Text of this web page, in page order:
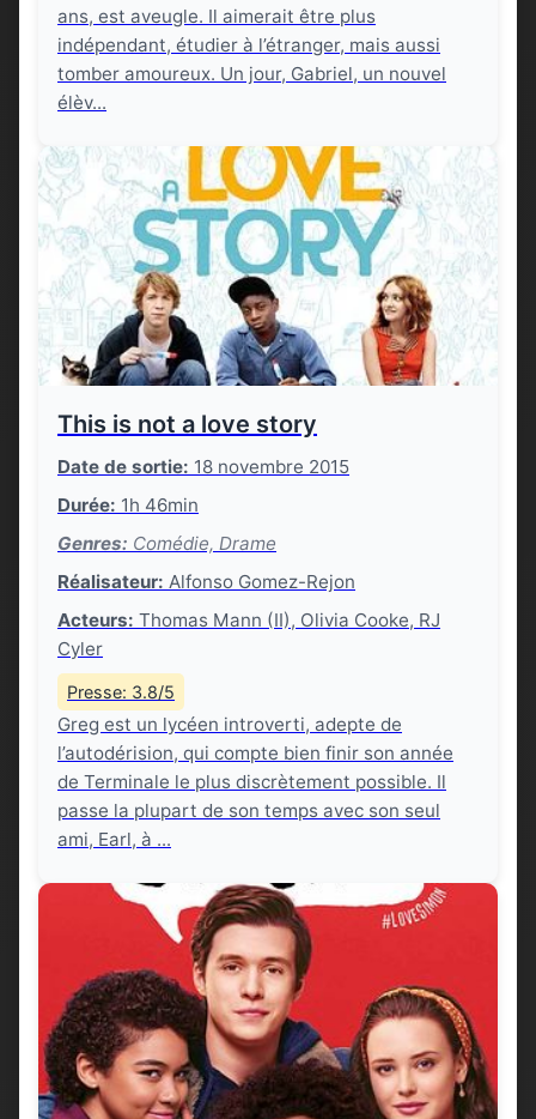
ans, est aveugle. Il aimerait être plus
indépendant, étudier à l’étranger, mais aussi
tomber amoureux. Un jour, Gabriel, un nouvel
élèv...
This is not a love story
Date de sortie: 18 novembre 2015
Durée: 1h 46min
Genres: Comédie, Drame
Réalisateur: Alfonso Gomez-Rejon
Acteurs: Thomas Mann (II), Olivia Cooke, RJ
Cyler
Presse: 3.8/5
Greg est un lycéen introverti, adepte de
l’autodérision, qui compte bien finir son année
de Terminale le plus discrètement possible. Il
passe la plupart de son temps avec son seul
ami, Earl, à ...